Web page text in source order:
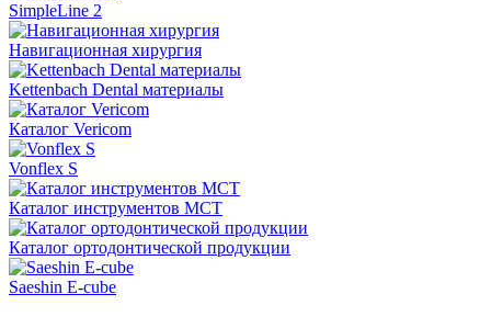
SimpleLine 2
Навигационная хирургия
Kettenbach Dental материалы
Каталог Vericom
Vonflex S
Каталог инструментов MCT
Каталог ортодонтической продукции
Saeshin E-cube